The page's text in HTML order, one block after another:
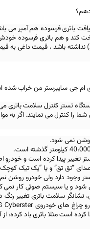
دهم؟
باتری فرسوده هم آمپر می
کند و هم باتری فرسوده خودش
نداشته باشد ، قیمت داغی به
ام جی سایبرستر من خراب
تستر کنترل سلامت باتری
را کنترل می نمایند. اگر به
نمی شود.
تغییر پیدا کرده است و
“تق تق” و یا “یک تیک
وجود دارد ولی خودرو روشن
شود و یا سیستم صوتی کار نمی
نشانگر سلامت باتری تغییر
چراغ های خودرویCyberster
کرده است مثلا باتری باد